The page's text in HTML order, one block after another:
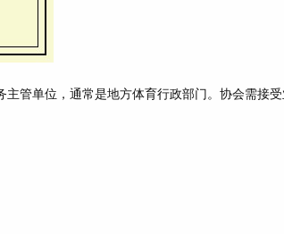
主管单位，通常是地方体育行政部门。协会需接